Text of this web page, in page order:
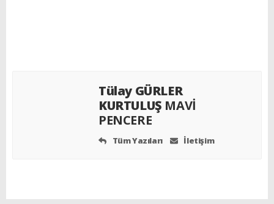
Tülay GÜRLER
KURTULUŞ MAVİ
PENCERE
Tüm Yazıları İletişim